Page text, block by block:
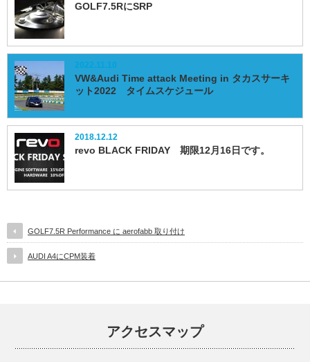
GOLF7.5RにSRP
2022.11.10
VW&Audi Time attack Meeting in タカスサーキ
ット2022 タイムスケジュール
2018.12.12
revo BLACK FRIDAY 期限12月16日です。
GOLF7.5R Performance に aerofabb 取り付け
AUDI A4にCPM装着
アクセスマップ